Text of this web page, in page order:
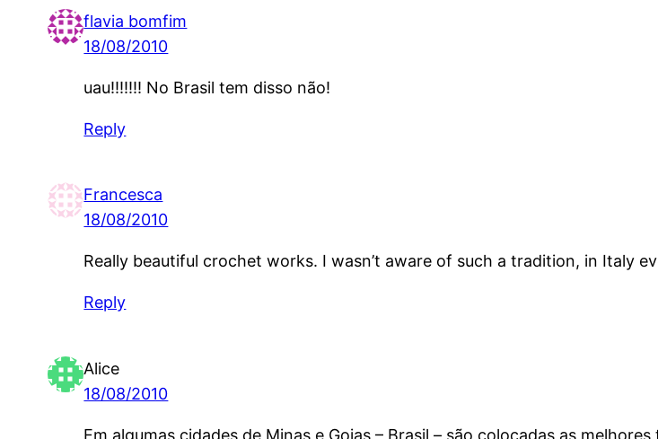
flavia bomfim
18/08/2010
uau!!!!!!! No Brasil tem disso não!
Reply
Francesca
18/08/2010
Really beautiful crochet works. I wasn’t aware of such a tradition, in Italy
Reply
Alice
18/08/2010
Em algumas cidades de Minas e Goias – Brasil – são colocadas as